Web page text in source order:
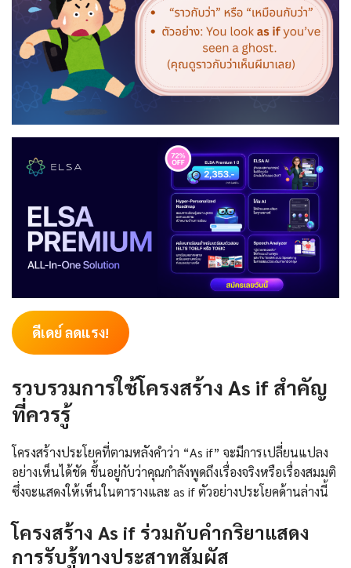
ดีเดย์ ลดแรง!
รวบรวมการใช้โครงสร้าง As if สำคัญ
ที่ควรรู้
โครงสร้างประโยคที่ตามหลังคำว่า “As if” จะมีการเปลี่ยนแปลง
อย่างเห็นได้ชัด ขึ้นอยู่กับว่าคุณกำลังพูดถึงเรื่องจริงหรือเรื่องสมมติ
ซึ่งจะแสดงให้เห็นในตารางและ as if ตัวอย่างประโยคด้านล่างนี้
โครงสร้าง As if ร่วมกับคำกริยาแสดง
การรับรู้ทางประสาทสัมผัส